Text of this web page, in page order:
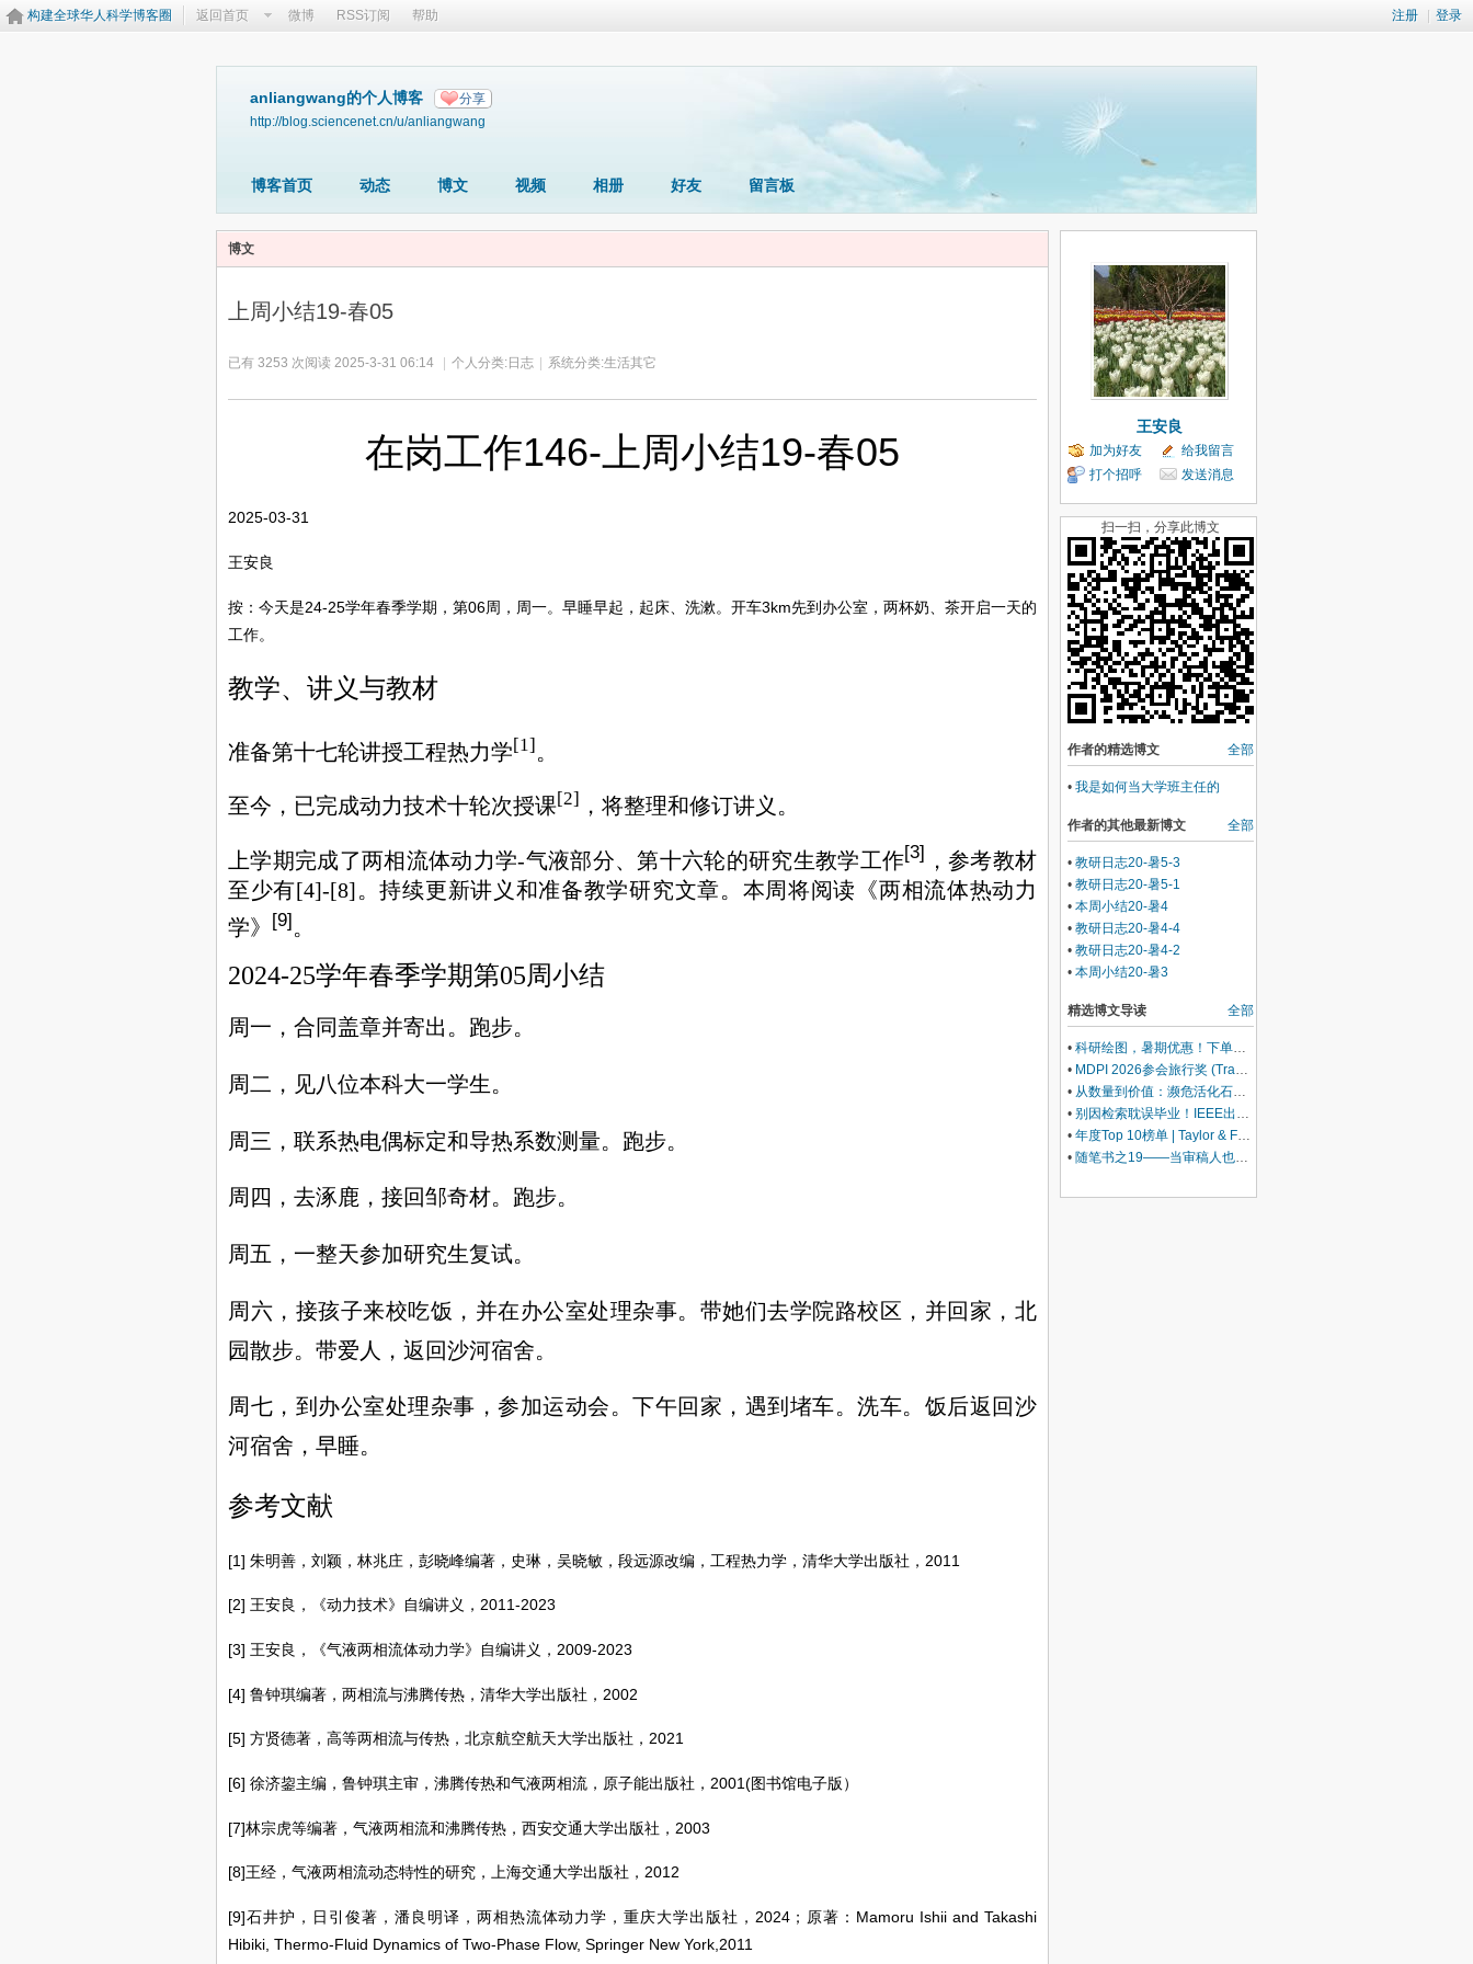
注册 登录
构建全球华人科学博客圈 返回首页 微博 RSS订阅 帮助
anliangwang的个人博客 分享
http://blog.sciencenet.cn/u/anliangwang
博客首页 动态 博文 视频 相册 好友 留言板
博文
上周小结19-春05
已有 3253 次阅读 2025-3-31 06:14 个人分类: 日志 系统分类:生活其它
在岗工作146-上周小结19-春05
2025-03-31
王安良
按：今天是24-25学年春季学期，第06周，周一。早睡早起，起床、洗漱。开车3km先到办公室，两杯奶、茶开启一天的
工作。
教学、讲义与教材
准备第十七轮讲授工程热力学[1]。
至今，已完成动力技术十轮次授课[2] ，将整理和修订讲义。
上学期完成了两相流体动力学-气液部分、第十六轮的研究生教学工作[3]
，参考教材
至少有[4]-[8]。持续更新讲义和准备教学研究文章。本周将阅读《两相流体热动力
学》
[9] 。
2024-25学年春季学期第05周小结
周一，合同盖章并寄出。跑步。
周二，见八位本科大一学生。
周三，联系热电偶标定和导热系数测量。跑步。
周四，去涿鹿，接回邹奇材。跑步。
周五，一整天参加研究生复试。
周六，接孩子来校吃饭，并在办公室处理杂事。带她们去学院路校区，并回家，北
园散步。带爱人，返回沙河宿舍。
周七，到办公室处理杂事，参加运动会。下午回家，遇到堵车。洗车。饭后返回沙
河宿舍，早睡。
参考文献
[1] 朱明善，刘颖，林兆庄，彭晓峰编著，史琳，吴晓敏，段远源改编，工程热力学，清华大学出版社，2011
[2] 王安良，《动力技术》自编讲义，2011-2023
[3] 王安良，《气液两相流体动力学》自编讲义，2009-2023
[4] 鲁钟琪编著，两相流与沸腾传热，清华大学出版社，2002
[5] 方贤德著，高等两相流与传热，北京航空航天大学出版社，2021
[6] 徐济鋆主编，鲁钟琪主审，沸腾传热和气液两相流，原子能出版社，2001(图书馆电子版）
[7]林宗虎等编著，气液两相流和沸腾传热，西安交通大学出版社，2003
[8]王经，气液两相流动态特性的研究，上海交通大学出版社，2012
[9]石井护，日引俊著，潘良明译，两相热流体动力学，重庆大学出版社，2024；原著： Mamoru Ishii and Takashi
Hibiki, Thermo-Fluid Dynamics of Two-Phase Flow, Springer New York,2011
王安良
加为好友
给我留言
打个招呼
发送消息
扫一扫，分享此博文
全部
作者的精选博文
• 我是如何当大学班主任的
全部
作者的其他最新博文
• 教研日志20-暑5-3
• 教研日志20-暑5-1
• 本周小结20-暑4
• 教研日志20-暑4-4
• 教研日志20-暑4-2
• 本周小结20-暑3
全部
精选博文导读
• 科研绘图，暑期优惠！下单立减500元
• MDPI 2026参会旅行奖 (Travel Award) 中国区获奖名单公布！
• 从数量到价值：濒危活化石ELF 理论重塑濒危物种保护优先级
• 别因检索耽误毕业！IEEE出版+EI快检索，8-9月会议合集征稿中
• 年度Top 10榜单 | Taylor & Francis科学与技术领域中国作者最受欢迎的热门文章榜单出炉！
• 随笔书之19——当审稿人也开始使用AI，同行评议还是“同行”评议吗？